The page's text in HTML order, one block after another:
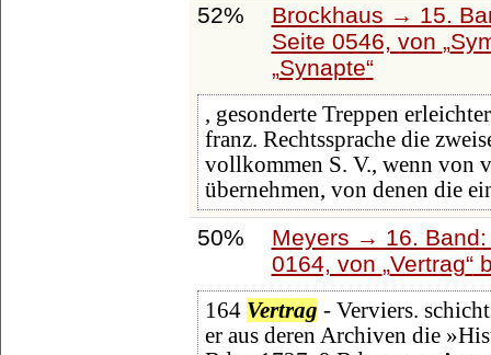
52%
Brockhaus → 15.
Seite 0546, von
Synapte
, gesonderte Treppen
franz. Rechtssprache die
vollkommen S. V., wenn von
übernehmen, von denen die
50%
Meyers → 16.
0164, von Vertrag
164 Vertrag - Verviers.
er aus deren Archiven die